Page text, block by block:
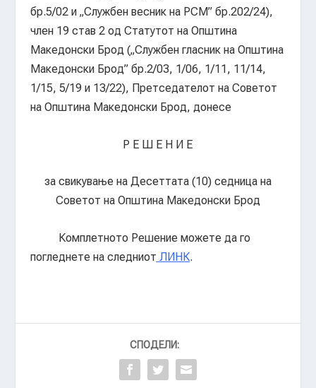
бр.5/02 и „Службен весник на РСМ” бр.202/24),
член 19 став 2 од Статутот на Општина
Македонски Брод („Службен гласник на Општина
Македонски Брод” бр.2/03, 1/06, 1/11, 11/14,
1/15, 5/19 и 13/22), Претседателот на Советот
на Општина Македонски Брод, донесе
Р Е Ш Е Н И Е
за свикување на Десеттата (10) седница на
Советот на Општина Македонски Брод
Комплетното Решение можете да го
погледнете на следниот ЛИНК.
СПОДЕЛИ: